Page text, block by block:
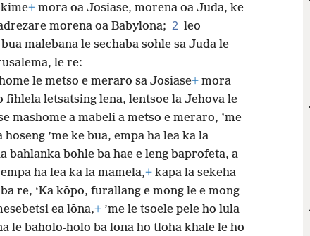
+ mora oa Josiase, morena oa Juda, ke
morena oa Babylona; 2 leo
malebana le sechaba sohle sa Juda le
le re:
le metso e meraro sa Josiase+ mora
fihlela letsatsing lena, lentsoe la Jehova le
mashome a mabeli a metso e meraro, ’me
’me ke bua, empa ha lea ka la
bahlanka bohle ba hae e leng baprofeta, a
ha lea ka la mamela,+ kapa la sekeha
re, ‘Ka kōpo, furallang e mong le e mong
ea lōna,+ ’me le tsoele pele ho lula
le baholo-holo ba lōna ho tloha khale le ho